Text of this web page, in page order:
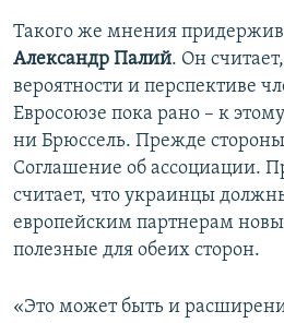
Такого же мнения
Александр Палий. Он
вероятности и перспективе
Евросоюзе пока рано – к
ни Брюссель. Прежде
Соглашение об ассоциации.
считает, что украинцы
европейским партнерам
полезные для обеих сторон.
«Это может быть и